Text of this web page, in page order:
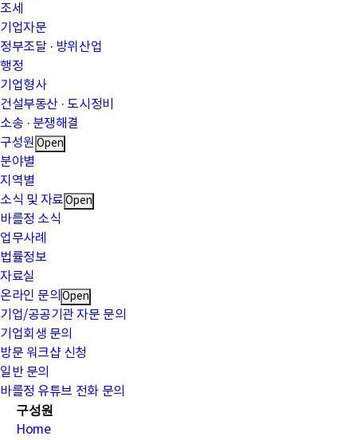
조세
기업자문
정부조달 · 방위산업
행정
기업형사
건설부동산 · 도시정비
소송 · 분쟁해결
구성원 Open
분야별
지역별
소식 및 자료Open
바를정 소식
업무사례
법률정보
자료실
온라인 문의 Open
기업/공공기관 자문 문의
기업회생 문의
방문 워크샵 신청
일반 문의
바를정 유튜브 전화 문의
구성원
Home